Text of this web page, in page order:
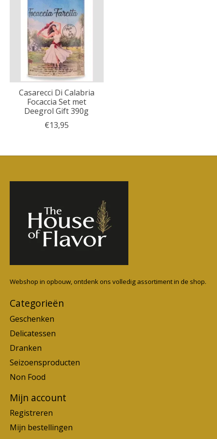
Casarecci Di Calabria
Focaccia Set met
Deegrol Gift 390g
€13,95
Webshop in opbouw, ontdenk ons volledig assortiment in de shop.
Categorieën
Geschenken
Delicatessen
Dranken
Seizoensproducten
Non Food
Mijn account
Registreren
Mijn bestellingen